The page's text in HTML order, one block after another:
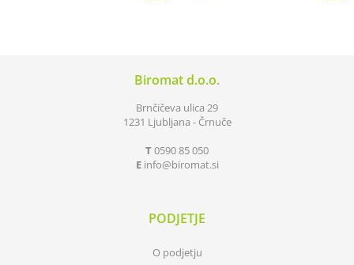
Biromat d.o.o.
Brnčičeva ulica 29
1231 Ljubljana - Črnuče
T0590 85 050
E info biromat.si
PODJETJE
O podjetju